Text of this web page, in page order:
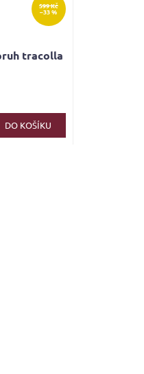
599 Kč
–33 %
tracolla
DO KOŠÍKU